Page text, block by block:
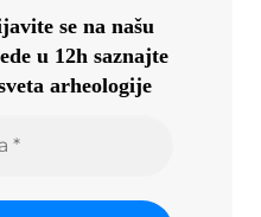
se na našu
u 12h saznajte
arheologije